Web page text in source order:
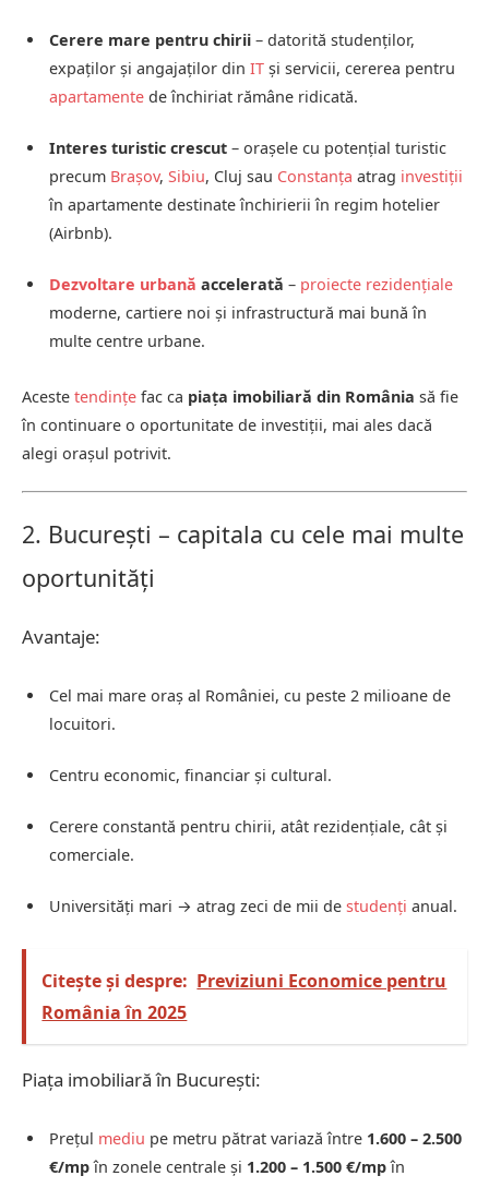
Cerere mare pentru chirii – datorită studenților,
expaților și angajaților din IT și servicii, cererea pentru
apartamente de închiriat rămâne ridicată.
Interes turistic crescut – orașele cu potențial turistic
precum Brașov, Sibiu, Cluj sau Constanța atrag investiții
în apartamente destinate închirierii în regim hotelier
(Airbnb).
Dezvoltare urbană accelerată – proiecte rezidențiale
moderne, cartiere noi și infrastructură mai bună în
multe centre urbane.
Aceste tendințe fac ca piața imobiliară din România să fie
în continuare o oportunitate de investiții, mai ales dacă
alegi orașul potrivit.
2. București – capitala cu cele mai multe
oportunități
Avantaje:
Cel mai mare oraș al României, cu peste 2 milioane de
locuitori.
Centru economic, financiar și cultural.
Cerere constantă pentru chirii, atât rezidențiale, cât și
comerciale.
Universități mari → atrag zeci de mii de studenți anual.
Citește și despre: Previziuni Economice pentru
România în 2025
Piața imobiliară în București:
Prețul mediu pe metru pătrat variază între 1.600 – 2.500
€/mpîn zonele centrale și 1.200 – 1.500 €/mpîn